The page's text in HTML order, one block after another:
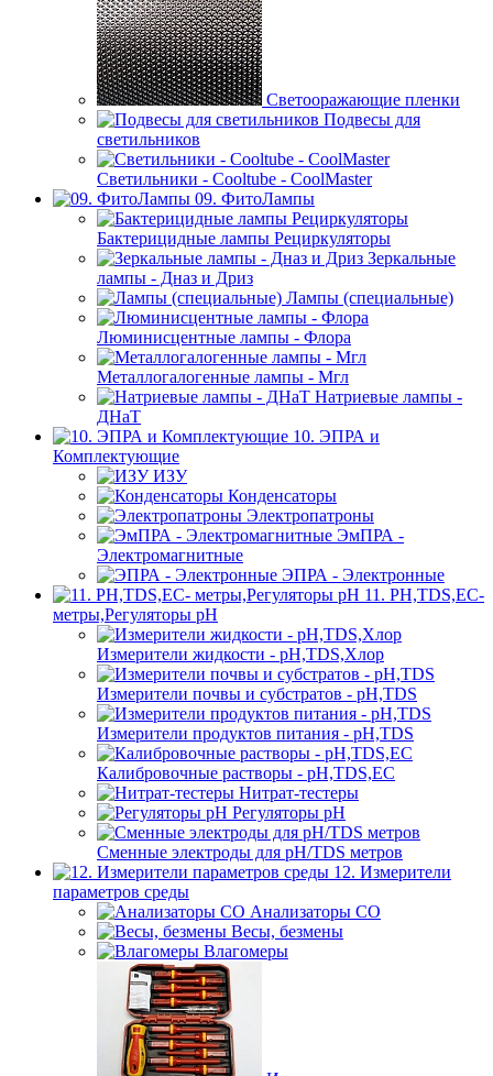
Светооражающие пленки
Подвесы для
светильников
Светильники - Cooltube - CoolMaster
09. ФитоЛампы
Бактерицидные лампы Рециркуляторы
Зеркальные
лампы - Дназ и Дриз
Лампы (специальные)
Люминисцентные лампы - Флора
Металлогалогенные лампы - Мгл
Натриевые лампы -
ДНаТ
10. ЭПРА и
Комплектующие
ИЗУ
Конденсаторы
Электропатроны
ЭмПРА -
Электромагнитные
ЭПРА - Электронные
11. PH,TDS,EC-
метры,Регуляторы pН
Измерители жидкости - pH,TDS,Хлор
Измерители почвы и субстратов - pH,TDS
Измерители продуктов питания - pH,TDS
Калибровочные растворы - pH,TDS,EC
Нитрат-тестеры
Регуляторы pН
Сменные электроды для pH/TDS метров
12. Измерители
параметров среды
Анализаторы CO
Весы, безмены
Влагомеры